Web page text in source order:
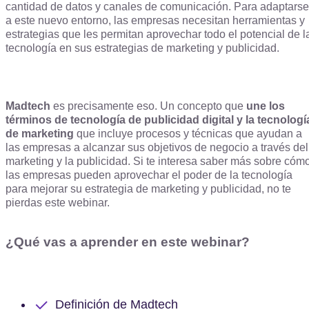
cantidad de datos y canales de comunicación. Para adaptarse
a este nuevo entorno, las empresas necesitan herramientas y
estrategias que les permitan aprovechar todo el potencial de
tecnología en sus estrategias de marketing y publicidad.
Madtech es precisamente eso. Un concepto que une los
términos de tecnología de publicidad digital y la
de marketing que incluye procesos y técnicas que ayudan a
las empresas a alcanzar sus objetivos de negocio a través del
marketing y la publicidad. Si te interesa saber más sobre
las empresas pueden aprovechar el poder de la tecnología
para mejorar su estrategia de marketing y publicidad, no te
pierdas este webinar.
¿Qué vas a aprender en este webinar?
Definición de Madtech